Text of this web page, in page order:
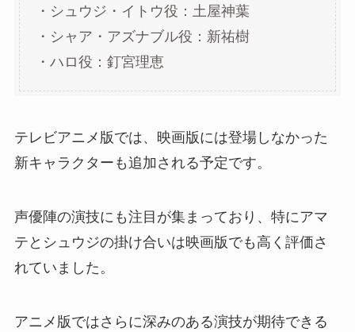
・シュウジ・イトウ役：土屋神葉
・シャア・アズナブル役：新祐樹
・ハロ役：釘宮理恵
テレビアニメ版では、映画版には登場しなかった
新キャラクターも追加される予定です。
声優陣の演技にも注目が集まっており、特にアマ
テとシュウジの掛け合いは映画版でも高く評価さ
れていました。
アニメ版ではさらに深みのある演技が期待できる